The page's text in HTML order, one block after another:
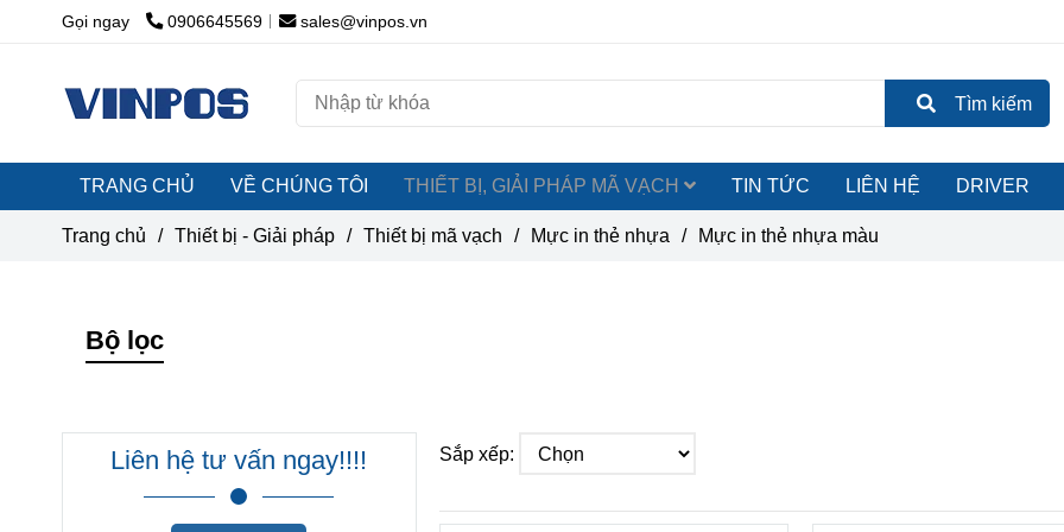
Bộ lọc
Sắp xếp:
Liên hệ tư vấn ngay!!!!
Trang chủ / Thiết bị - Giải pháp / Thiết bị mã vạch / Mực in thẻ nhựa / Mực in thẻ nhựa màu
Gọi ngay 0906645569 sales@vinpos.vn
Tìm kiếm
TRANG CHỦ VỀ CHÚNG TÔI THIẾT BỊ, GIẢI PHÁP MÃ VẠCH TIN TỨC LIÊN HỆ DRIVER